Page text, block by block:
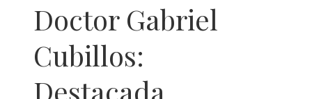
Doctor Gabriel
Cubillos:
Destacada